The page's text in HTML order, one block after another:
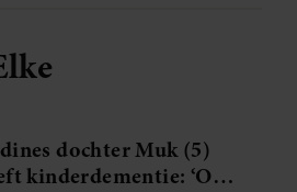
dochter Muk (5)
kinderdementie: ‘Op